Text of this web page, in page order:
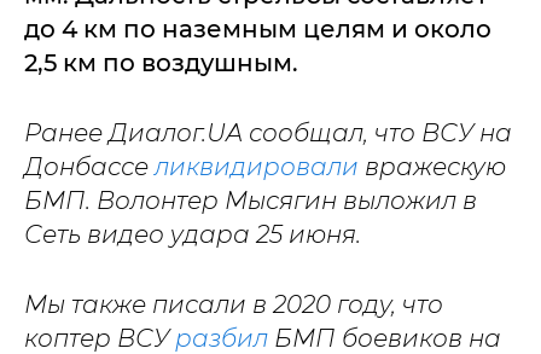
до 4 км по наземным целям и около
2,5 км по воздушным.
Ранее Диалог.UA сообщал, что ВСУ на
Донбассе ликвидировали вражескую
БМП. Волонтер Мысягин выложил в
Сеть видео удара 25 июня.
Мы также писали в 2020 году, что
коптер ВСУразбил БМП боевиков на